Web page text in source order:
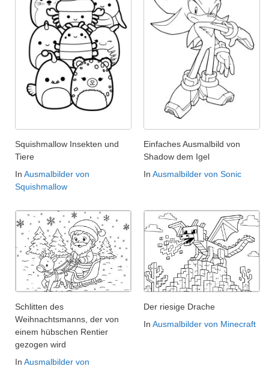
Squishmallow Insekten und
Tiere
In Ausmalbilder von
Squishmallow
Einfaches Ausmalbild von
Shadow dem Igel
In Ausmalbilder von Sonic
Schlitten des
Weihnachtsmanns, der von
einem hübschen Rentier
gezogen wird
In Ausmalbilder von
Der riesige Drache
In Ausmalbilder von Minecraft